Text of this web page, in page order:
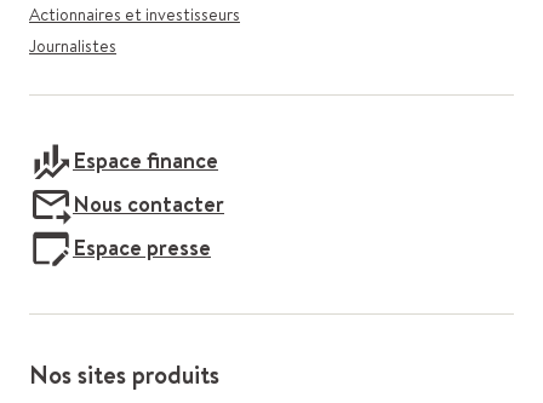
Actionnaires et investisseurs
Journalistes
Espace finance
Nous contacter
Espace presse
Nos sites produits